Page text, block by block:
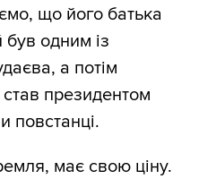
що його батька
одним із
а потім
став президентом
повстанці.
має свою ціну.